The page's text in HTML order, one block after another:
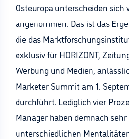
Osteuropa unterscheiden sich
angenommen. Das ist das
die das
exklusiv für HORIZONT,
Werbung und Medien,
Marketer Summit am 1.
durchführt. Lediglich vier
Manager haben demnach
unterschiedlichen